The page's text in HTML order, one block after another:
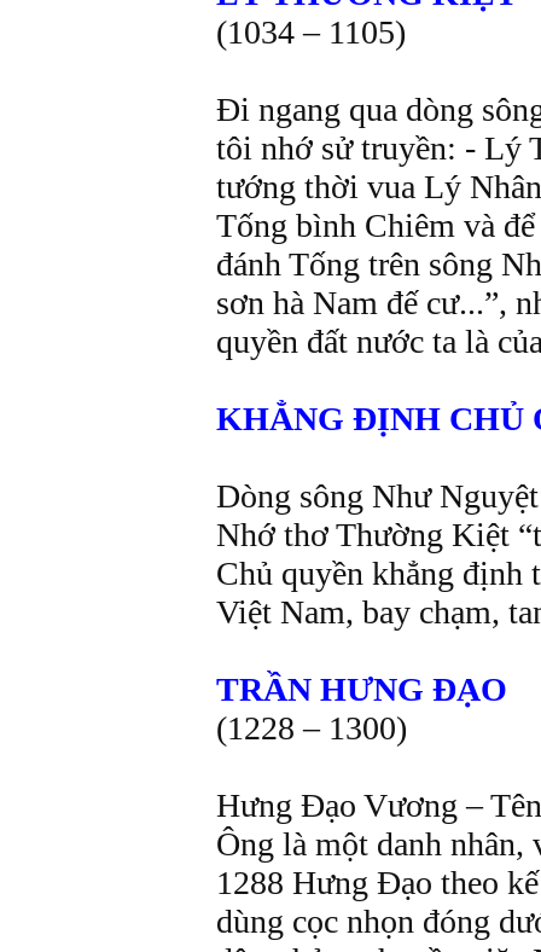
(1034 – 1105)
Đi ngang qua dòng
tôi nhớ sử truyền: - Lý
tướng thời vua Lý
Tống bình Chiêm và
đánh Tống trên sông
sơn hà Nam đế cư...”,
quyền đất nước ta là
KHẲNG ĐỊNH CHỦ
Dòng sông Như
Nhớ thơ Thường Kiệt
Chủ quyền khẳng định
Việt Nam, bay chạm,
TRẦN HƯNG ĐẠO
(1228 – 1300)
Hưng Đạo Vương –
Ông là một danh nhân,
1288 Hưng Đạo theo
dùng cọc nhọn đóng